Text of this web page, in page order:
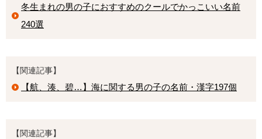
冬生まれの男の子におすすめのクールでかっこいい名前
240選
【関連記事】
【航、湊、碧…】海に関する男の子の名前・漢字197個
【関連記事】